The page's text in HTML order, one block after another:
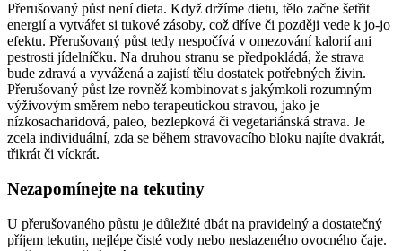
Přerušovaný půst není dieta. Když držíme dietu, tělo začne šetřit
energií a vytvářet si tukové zásoby, což dříve či později vede k jo-jo
efektu. Přerušovaný půst tedy nespočívá v omezování kalorií ani
pestrosti jídelníčku. Na druhou stranu se předpokládá, že strava
bude zdravá a vyvážená a zajistí tělu dostatek potřebných živin.
Přerušovaný půst lze rovněž kombinovat s jakýmkoli rozumným
výživovým směrem nebo terapeutickou stravou, jako je
nízkosacharidová, paleo, bezlepková či vegetariánská strava. Je
zcela individuální, zda se během stravovacího bloku najíte dvakrát,
třikrát či víckrát.
Nezapomínejte na tekutiny
U přerušovaného půstu je důležité dbát na pravidelný a dostatečný
příjem tekutin, nejlépe čisté vody nebo neslazeného ovocného čaje.